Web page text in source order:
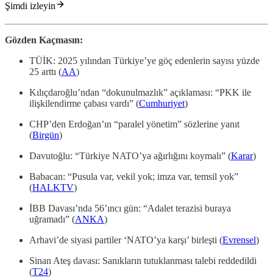
Şimdi izleyin
Gözden Kaçmasın:
TÜİK: 2025 yılından Türkiye’ye göç edenlerin sayısı yüzde
25 arttı (AA)
Kılıçdaroğlu’ndan “dokunulmazlık” açıklaması: “PKK ile
ilişkilendirme çabası vardı” (Cumhuriyet)
CHP’den Erdoğan’ın “paralel yönetim” sözlerine yanıt
(Birgün)
Davutoğlu: “Türkiye NATO’ya ağırlığını koymalı” (Karar)
Babacan: “Pusula var, vekil yok; imza var, temsil yok”
(HALKTV)
İBB Davası’nda 56’ıncı gün: “Adalet terazisi buraya
uğramadı” (ANKA)
Arhavi’de siyasi partiler ‘NATO’ya karşı’ birleşti (Evrensel)
Sinan Ateş davası: Sanıkların tutuklanması talebi reddedildi
(T24)